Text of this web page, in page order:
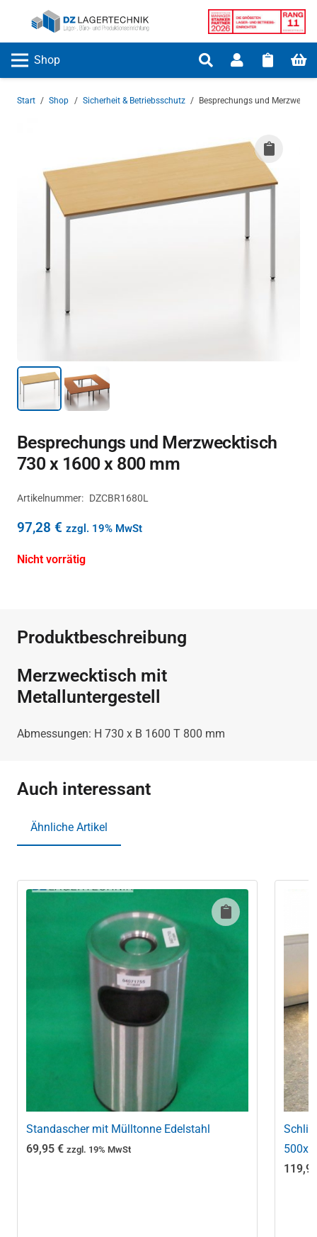
Shop
Start / Shop / Sicherheit & Betriebsschutz / Besprechungs und
Besprechungs und Merzwecktisch
730 x 1600 x 800 mm
Artikelnummer: DZCBR1680L
97,28 € zzgl. 19% MwSt
Nicht vorrätig
Produktbeschreibung
Merzwecktisch mit
Metalluntergestell
Abmessungen: H 730 x B 1600 T 800 mm
Auch interessant
Ähnliche Artikel
Standascher mit Mülltonne Edelstahl
69,95 € zzgl. 19% MwSt